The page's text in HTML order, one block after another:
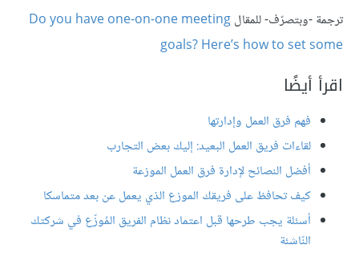
ترجمة -وبتصرّف- للمقالDo you have one-on-one meeting
goals? Here’s how to set some
اقرأ أيضًا
فهم فرق العمل وإدارتها
لقاءات فريق العمل البعيد: إليك بعض التجارب
أفضل النصائح لإدارة فرق العمل الموزعة
كيف تحافظ على فريقك الموزع الذي يعمل عن بعد متماسكا
أسئلة يجب طرحها قبل اعتماد نظام الفريق المُوزّع في شركتك
النّاشئة